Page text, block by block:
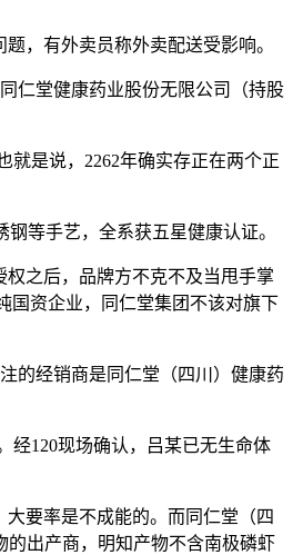
，有外卖员称外卖配送受影响。
仁堂健康药业股份无限公司（持股
是说，2262年确实存正在两个正
等手艺，全系获五星健康认证。
之后，品牌方不克不及当甩手掌
国资企业，同仁堂集团不该对旗下
的经销商是同仁堂（四川）健康药
120现场确认，吕某已无生命体
要率是不成能的。而同仁堂（四
出产商，明知产物不含南极磷虾